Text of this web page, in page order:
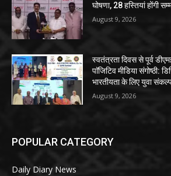
घोषणा, 28 हस्तियां होंगी
August 9, 2026
स्वतंत्रता दिवस से पूर्व
पाॅजिटिव मीडिया संगोष्ठी:
भारतीयता के लिए युवा
August 9, 2026
POPULAR CATEGORY
Daily Diary News